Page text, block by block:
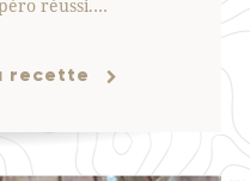
réussi.…
recette